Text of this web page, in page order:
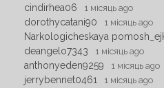
cindirhea06 1 місяць ago
dorothycatani90 1 місяць ago
Narkologicheskaya
deangelo7343 1 місяць ago
anthonyeden9259 1 місяць ago
jerrybennet0461 1 місяць ago